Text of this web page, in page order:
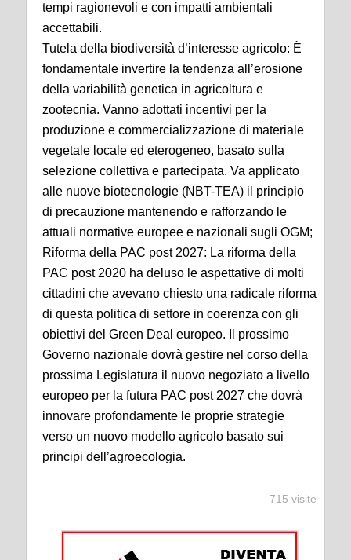
tempi ragionevoli e con impatti ambientali
accettabili.
Tutela della biodiversità d’interesse agricolo: È
fondamentale invertire la tendenza all’erosione
della variabilità genetica in agricoltura e
zootecnia. Vanno adottati incentivi per la
produzione e commercializzazione di materiale
vegetale locale ed eterogeneo, basato sulla
selezione collettiva e partecipata. Va applicato
alle nuove biotecnologie (NBT-TEA) il principio
di precauzione mantenendo e rafforzando le
attuali normative europee e nazionali sugli OGM;
Riforma della PAC post 2027: La riforma della
PAC post 2020 ha deluso le aspettative di molti
cittadini che avevano chiesto una radicale riforma
di questa politica di settore in coerenza con gli
obiettivi del Green Deal europeo. Il prossimo
Governo nazionale dovrà gestire nel corso della
prossima Legislatura il nuovo negoziato a livello
europeo per la futura PAC post 2027 che dovrà
innovare profondamente le proprie strategie
verso un nuovo modello agricolo basato sui
principi dell’agroecologia.
715 visite